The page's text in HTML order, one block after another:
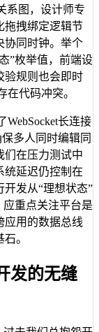
系图，设计师专
拖拽绑定逻辑节
协同时钟。举个
”枚举值，前端设
验规则也会即时
在代码冲突。
WebSocket长连接
多人同时编辑同
们在压力测试中
统延迟仍控制在
发从“理想状态”
应重点关注平台是
应用的数据总线
。
发的无缝